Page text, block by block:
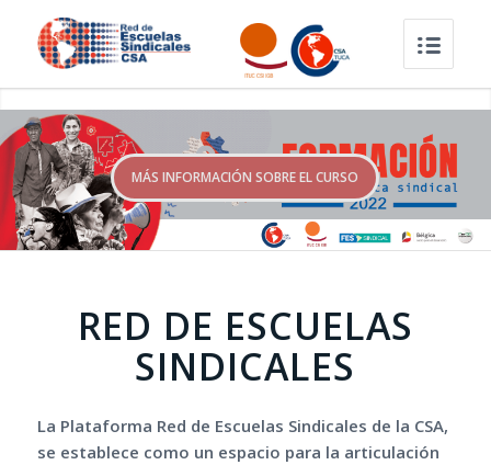
MÁS INFORMACIÓN SOBRE EL CURSO
RED DE ESCUELAS
SINDICALES
La Plataforma Red de Escuelas Sindicales de la CSA,
se establece como un espacio para la articulación